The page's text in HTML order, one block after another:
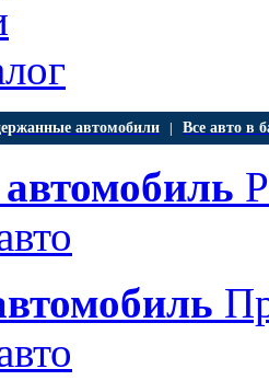
автомобили Все авто в